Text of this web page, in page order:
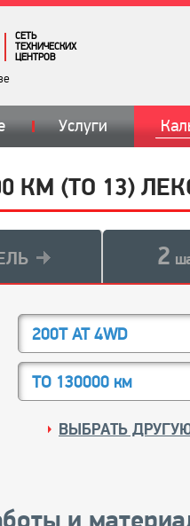
СЕТЬ
ТЕХНИЧЕСКИХ
ЦЕНТРОВ
Услуги
КМ (ТО 13)
2
200T AT 4WD
ТО 130000 км
ВЫБРАТЬ